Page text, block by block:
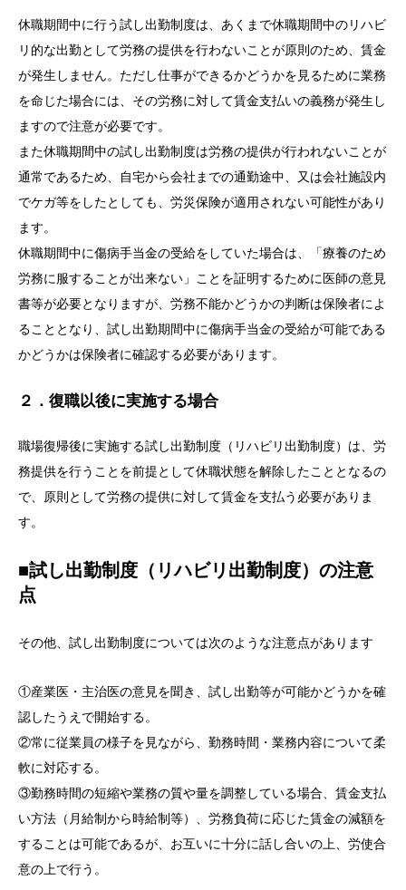
休職期間中に行う試し出勤制度は、あくまで休職期間中のリハビ
リ的な出勤として労務の提供を行わないことが原則のため、賃金
が発生しません。ただし仕事ができるかどうかを見るために業務
を命じた場合には、その労務に対して賃金支払いの義務が発生し
ますので注意が必要です。
また休職期間中の試し出勤制度は労務の提供が行われないことが
通常であるため、自宅から会社までの通勤途中、又は会社施設内
でケガ等をしたとしても、労災保険が適用されない可能性があり
ます。
休職期間中に傷病手当金の受給をしていた場合は、「療養のため
労務に服することが出来ない」ことを証明するために医師の意見
書等が必要となりますが、労務不能かどうかの判断は保険者によ
ることとなり、試し出勤期間中に傷病手当金の受給が可能である
かどうかは保険者に確認する必要があります。
２．復職以後に実施する場合
職場復帰後に実施する試し出勤制度（リハビリ出勤制度）は、労
務提供を行うことを前提として休職状態を解除したこととなるの
で、原則として労務の提供に対して賃金を支払う必要がありま
す。
■試し出勤制度（リハビリ出勤制度）の注意
点
その他、試し出勤制度については次のような注意点があります
①産業医・主治医の意見を聞き、試し出勤等が可能かどうかを確
認したうえで開始する。
②常に従業員の様子を見ながら、勤務時間・業務内容について柔
軟に対応する。
③勤務時間の短縮や業務の質や量を調整している場合、賃金支払
い方法（月給制から時給制等）、労務負荷に応じた賃金の減額を
することは可能であるが、お互いに十分に話し合いの上、労使合
意の上で行う。